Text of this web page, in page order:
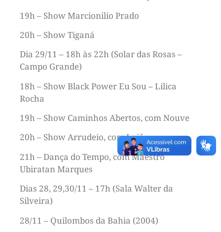
19h – Show Marcionilio Prado
20h – Show Tiganá
Dia 29/11 – 18h às 22h (Solar das Rosas –
Campo Grande)
18h – Show Black Power Eu Sou – Lilica
Rocha
19h – Show Caminhos Abertos, com Nouve
20h – Show Arrudeio, com Laiô
21h – Dança do Tempo, com Maestro
Ubiratan Marques
Dias 28, 29,30/11 – 17h (Sala Walter da
Silveira)
28/11 – Quilombos da Bahia (2004)